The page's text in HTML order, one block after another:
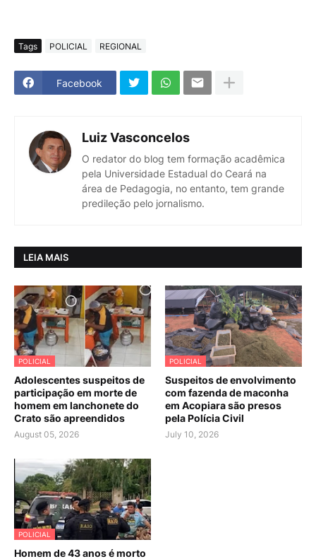
Tags POLICIAL REGIONAL
Facebook
Luiz Vasconcelos
O redator do blog tem formação acadêmica
pela Universidade Estadual do Ceará na
área de Pedagogia, no entanto, tem grande
predileção pelo jornalismo.
LEIA MAIS
POLICIAL
Adolescentes suspeitos de
participação em morte de
homem em lanchonete do
Crato são apreendidos
August 05, 2026
POLICIAL
Suspeitos de envolvimento
com fazenda de maconha
em Acopiara são presos
pela Polícia Civil
July 10, 2026
POLICIAL
Homem de 43 anos é morto